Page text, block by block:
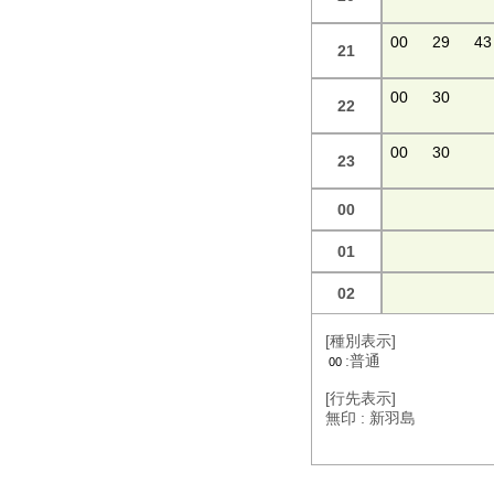
21 00 29 43
22 00 30
23 00 30
00
01
02
[種別表示]
00 :普通
[行先表示]
無印 : 新羽島